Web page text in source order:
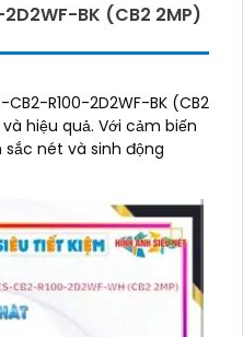
2D2WF-BK (CB2 2MP)
R100-2D2WF-BK (CB2
Với cảm biến
nét và sinh động